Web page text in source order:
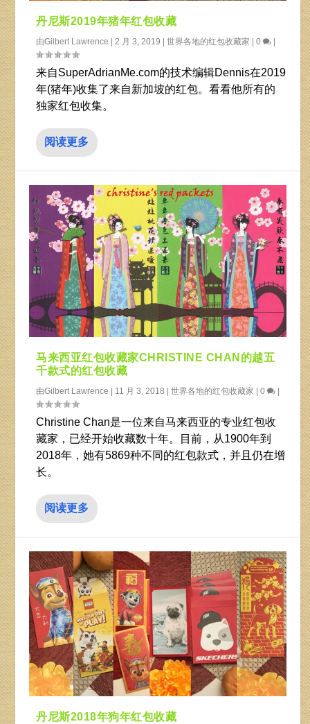
丹尼斯2019年猪年红包收藏
由Gilbert Lawrence | 2 月 3, 2019 |世界各地的红包收藏家 |0 |
来自SuperAdrianMe.com的技术编辑Dennis在2019
年(猪年)收集了来自新加坡的红包。看看他所有的
独家红包收集。
阅读更多
马来西亚红包收藏家CHRISTINE CHAN的越五
千款式的红包收藏
由Gilbert Lawrence 11 月 3, 2018 |世界各地的红包收藏家 |0
Christine Chan是一位来自马来西亚的专业红包收
藏家，已经开始收藏数十年。目前，从1900年到
2018年，她有5869种不同的红包款式，并且仍在增
长。
阅读更多
丹尼斯2018年狗年红包收藏